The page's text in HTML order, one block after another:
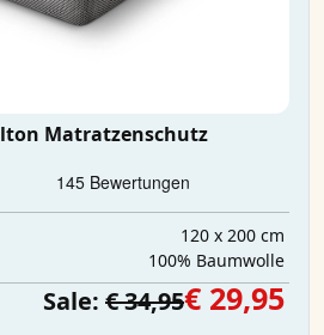
Matratzenschutz
120 x 200 cm
100% Baumwolle
Sale: € 34,95€ 29,95